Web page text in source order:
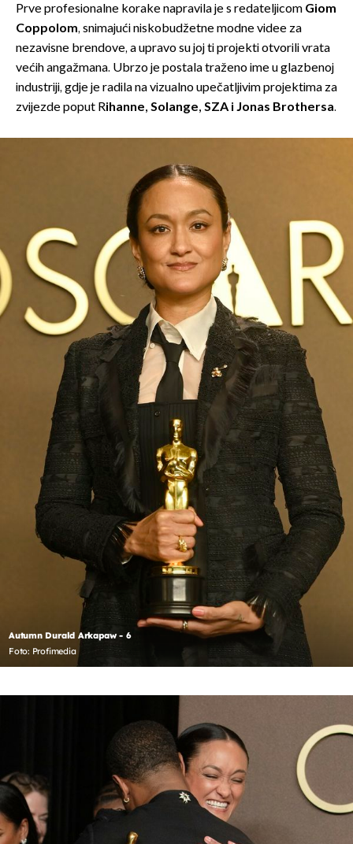
Prve profesionalne korake napravila je s redateljicom Giom
Coppolom, snimajući niskobudžetne modne videe za
nezavisne brendove, a upravo su joj ti projekti otvorili vrata
većih angažmana. Ubrzo je postala traženo ime u glazbenoj
industriji, gdje je radila na vizualno upečatljivim projektima za
zvijezde poput Rihanne, Solange, SZA i Jonas Brothersa.
Autumn Durald Arkapaw - 6
Foto: Profimedia